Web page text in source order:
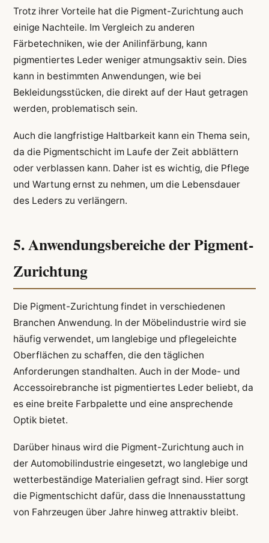
Trotz ihrer Vorteile hat die Pigment-Zurichtung auch
einige Nachteile. Im Vergleich zu anderen
Färbetechniken, wie der Anilinfärbung, kann
pigmentiertes Leder weniger atmungsaktiv sein. Dies
kann in bestimmten Anwendungen, wie bei
Bekleidungsstücken, die direkt auf der Haut getragen
werden, problematisch sein.
Auch die langfristige Haltbarkeit kann ein Thema sein,
da die Pigmentschicht im Laufe der Zeit abblättern
oder verblassen kann. Daher ist es wichtig, die Pflege
und Wartung ernst zu nehmen, um die Lebensdauer
des Leders zu verlängern.
5. Anwendungsbereiche der Pigment-
Zurichtung
Die Pigment-Zurichtung findet in verschiedenen
Branchen Anwendung. In der Möbelindustrie wird sie
häufig verwendet, um langlebige und pflegeleichte
Oberflächen zu schaffen, die den täglichen
Anforderungen standhalten. Auch in der Mode- und
Accessoirebranche ist pigmentiertes Leder beliebt, da
es eine breite Farbpalette und eine ansprechende
Optik bietet.
Darüber hinaus wird die Pigment-Zurichtung auch in
der Automobilindustrie eingesetzt, wo langlebige und
wetterbeständige Materialien gefragt sind. Hier sorgt
die Pigmentschicht dafür, dass die Innenausstattung
von Fahrzeugen über Jahre hinweg attraktiv bleibt.